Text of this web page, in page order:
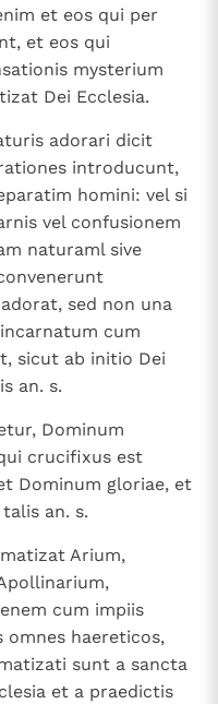
et eos qui per
et eos qui
mysterium
Dei Ecclesia.
adorari dicit
introducunt,
homini: vel si
vel confusionem
naturaml sive
sed non una
cum
sicut ab initio Dei
an. s.
Dominum
crucifixus est
Dominum gloriae, et
an. s.
Arium,
cum impiis
haereticos,
sunt a sancta
et a praedictis